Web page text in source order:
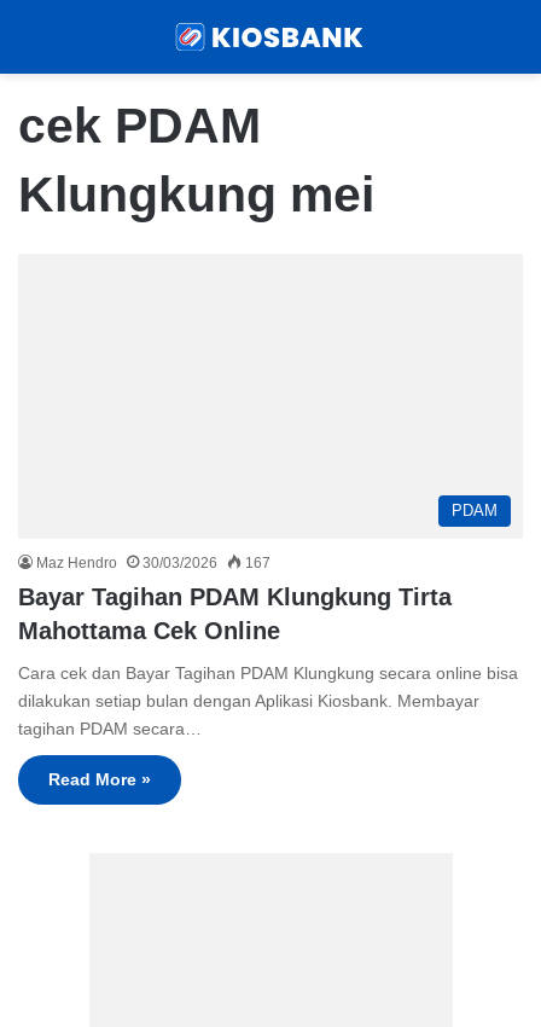
cek PDAM
Klungkung mei
PDAM
Maz Hendro 30/03/2026 167
Bayar Tagihan PDAM Klungkung Tirta
Mahottama Cek Online
Cara cek dan Bayar Tagihan PDAM Klungkung secara online bisa
dilakukan setiap bulan dengan Aplikasi Kiosbank. Membayar
tagihan PDAM secara…
Read More »